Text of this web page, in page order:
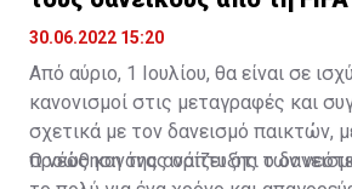
30.06.2022 15:20
Από αύριο, 1 Ιουλίου, θα είναι σε
κανονισμοί στις μεταγραφές και
σχετικά με τον δανεισμό παικτών,
προώθηση της ανάπτυξης των
Ο νέος κανόνας ορίζει ότι ο